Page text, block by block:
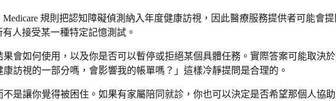
規則把認知障礙偵測納入年度健康訪視，因此醫療服務提供者可能會
人接受某一種特定記憶測試。
會如何使用，以及你是否可以暫停或拒絕某個具體任務。實際答案可能取決
訪視的一部分嗎，會影響我的帳單嗎？」這樣冷靜提問是合理的。
是讓你覺得被困住。如果有家屬陪同就診，你也可以決定是否希望那個人協